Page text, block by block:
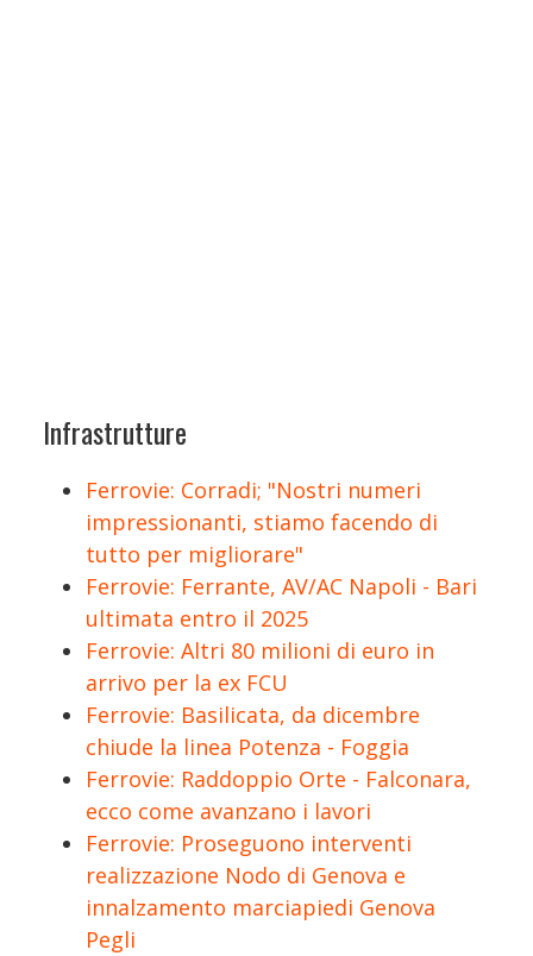
Infrastrutture
Ferrovie: Corradi; "Nostri numeri
impressionanti, stiamo facendo di
tutto per migliorare"
Ferrovie: Ferrante, AV/AC Napoli - Bari
ultimata entro il 2025
Ferrovie: Altri 80 milioni di euro in
arrivo per la ex FCU
Ferrovie: Basilicata, da dicembre
chiude la linea Potenza - Foggia
Ferrovie: Raddoppio Orte - Falconara,
ecco come avanzano i lavori
Ferrovie: Proseguono interventi
realizzazione Nodo di Genova e
innalzamento marciapiedi Genova
Pegli